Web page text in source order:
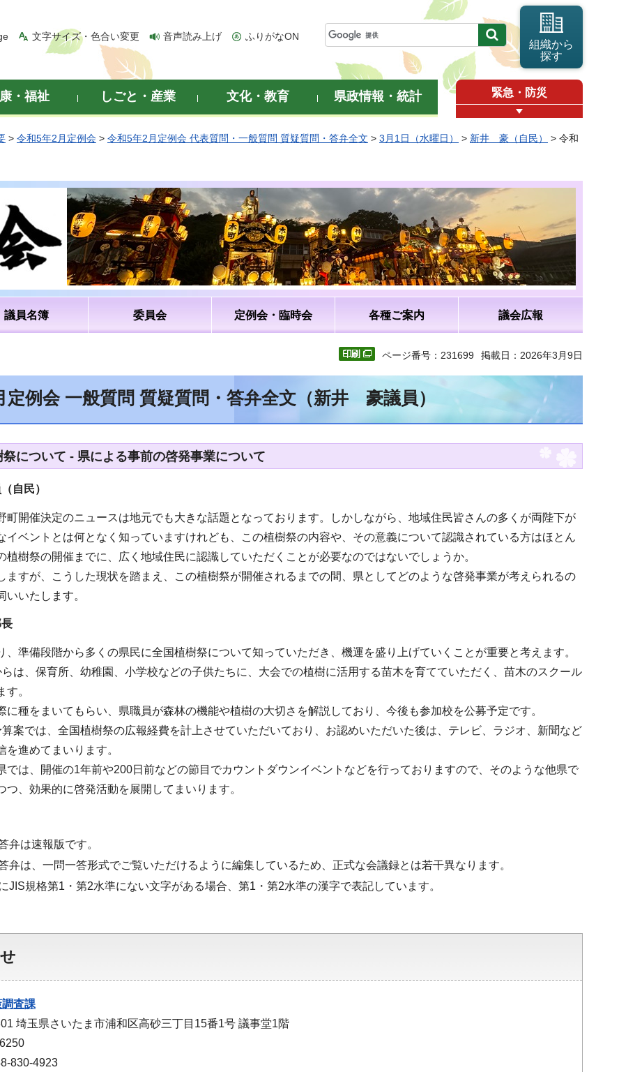
文字サイズ・色合い変更 音声読み上げ ふりがなON
組織から
探す
・福祉 しごと・産業 文化・教育 県政情報・統計 緊急・防災
> 令和5年2月定例会 > 令和5年2月定例会 代表質問・一般質問 質疑質問・答弁全文 > 3月1日（水曜日） > 新井 豪（自民）
> 令和
議員名簿 委員会 定例会・臨時会 各種ご案内 議会広報
ページ番号：231699 掲載日：2026年3月9日
定例会 一般質問 質疑質問・答弁全文（新井 豪議員）
について - 県による事前の啓発事業について
自民）
町開催決定のニュースは地元でも大きな話題となっております。しかしながら、地域住民皆さんの多くが両陛下が
イベントとは何となく知っていますけれども、この植樹祭の内容や、その意義について認識されている方はほとん
植樹祭の開催までに、広く地域住民に認識していただくことが必要なのではないでしょうか。
ますが、こうした現状を踏まえ、この植樹祭が開催されるまでの間、県としてどのような啓発事業が考えられるの
いいたします。
、準備段階から多くの県民に全国植樹祭について知っていただき、機運を盛り上げていくことが重要と考えます。
は、保育所、幼稚園、小学校などの子供たちに、大会での植樹に活用する苗木を育てていただく、苗木のスクール
す。
に種をまいてもらい、県職員が森林の機能や植樹の大切さを解説しており、今後も参加校を公募予定です。
案では、全国植樹祭の広報経費を計上させていただいており、お認めいただいた後は、テレビ、ラジオ、新聞など
を進めてまいります。
では、開催の1年前や200日前などの節目でカウントダウンイベントなどを行っておりますので、そのような他県で
つ、効果的に啓発活動を展開してまいります。
弁は速報版です。
弁は、一問一答形式でご覧いただけるように編集しているため、正式な会議録とは若干異なります。
JIS規格第1・第2水準にない文字がある場合、第1・第2水準の漢字で表記しています。
査課
埼玉県さいたま市浦和区高砂三丁目15番1号 議事堂1階
830-4923